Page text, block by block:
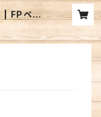
| FPベリ
BASE